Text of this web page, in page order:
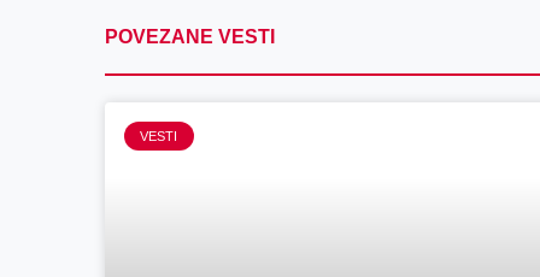
POVEZANE VESTI
VESTI